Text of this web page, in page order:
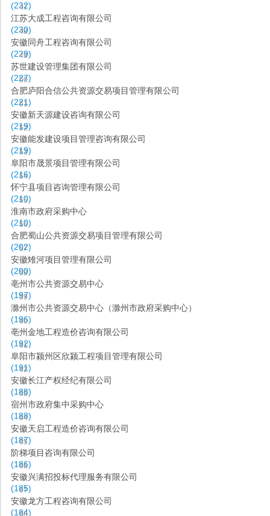
(232)
47
江苏大成工程咨询有限公司
(230)
48
安徽同舟工程咨询有限公司
(229)
49
苏世建设管理集团有限公司
(227)
50
合肥庐阳合信公共资源交易项目管理有限公司
(221)
51
安徽新天源建设咨询有限公司
(219)
52
安徽能发建设项目管理咨询有限公司
(219)
53
阜阳市晟景项目管理有限公司
(216)
54
怀宁县项目咨询管理有限公司
(210)
55
淮南市政府采购中心
(210)
56
合肥蜀山公共资源交易项目管理有限公司
(202)
57
安徽雉河项目管理有限公司
(200)
58
亳州市公共资源交易中心
(197)
59
滁州市公共资源交易中心（滁州市政府采购中心）
(196)
60
亳州金地工程造价咨询有限公司
(192)
61
阜阳市颍州区欣颍工程项目管理有限公司
(191)
62
安徽长江产权经纪有限公司
(188)
63
宿州市政府集中采购中心
(188)
64
安徽天启工程造价咨询有限公司
(187)
65
阶梯项目咨询有限公司
(186)
66
安徽兴满招投标代理服务有限公司
(185)
67
安徽龙方工程咨询有限公司
(184)
68